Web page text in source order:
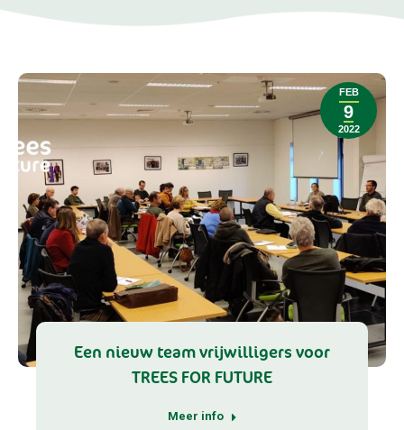
FEB
9
2022
Een nieuw team vrijwilligers voor
TREES FOR FUTURE
Meer info